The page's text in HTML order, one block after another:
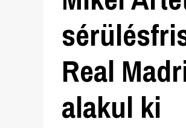
Real
alakul ki